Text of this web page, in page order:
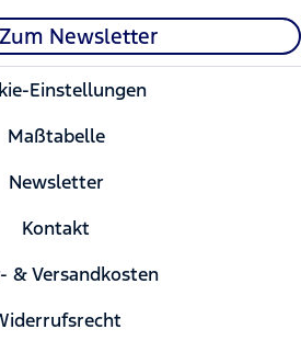
Zum Newsletter
Einstellungen
Maßtabelle
Newsletter
Kontakt
& Versandkosten